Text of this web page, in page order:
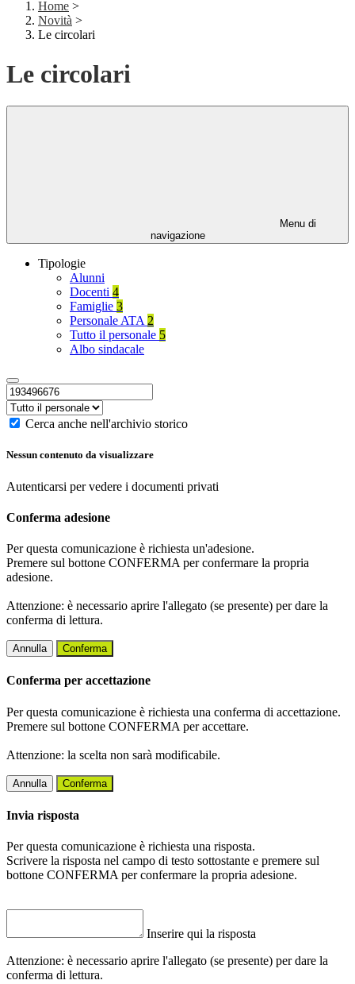
Home >
Novità >
Le circolari
Le circolari
Menu di
navigazione
Tipologie
Alunni
Docenti 4
Famiglie 3
Personale ATA 2
Tutto il personale 5
Albo sindacale
Cerca anche nell'archivio storico
Nessun contenuto da visualizzare
Autenticarsi per vedere i documenti privati
Conferma adesione
Per questa comunicazione è richiesta un'adesione.
Premere sul bottone CONFERMA per confermare la propria
adesione.
Attenzione: è necessario aprire l'allegato (se presente) per dare la
conferma di lettura.
Annulla Conferma
Conferma per accettazione
Per questa comunicazione è richiesta una conferma di accettazione.
Premere sul bottone CONFERMA per accettare.
Attenzione: la scelta non sarà modificabile.
Annulla Conferma
Invia risposta
Per questa comunicazione è richiesta una risposta.
Scrivere la risposta nel campo di testo sottostante e premere sul
bottone CONFERMA per confermare la propria adesione.
Inserire qui la risposta
Attenzione: è necessario aprire l'allegato (se presente) per dare la
conferma di lettura.